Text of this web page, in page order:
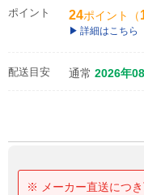
ポイント 24ポイント（
詳細はこちら
配送目安 通常 2026年
※ メーカー直送につき